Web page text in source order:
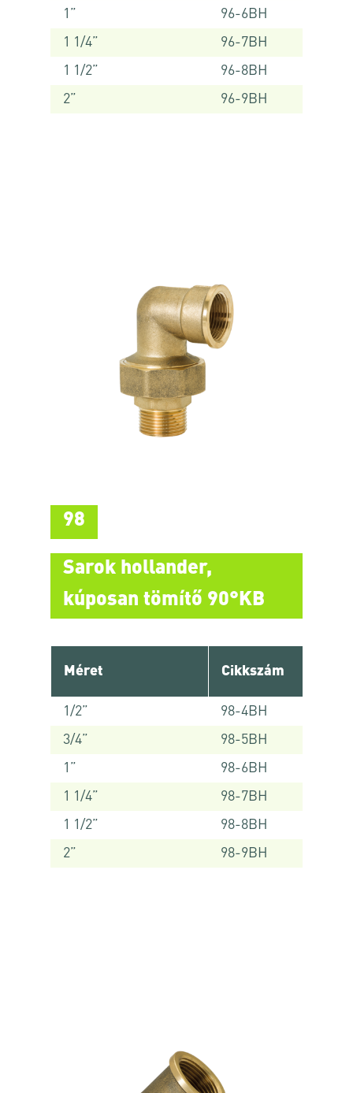
1”
96-6BH
1 1/4”
96-7BH
1 1/2”
96-8BH
2”
96-9BH
98
Sarok hollander,
kúposan tömítő 90°KB
Méret Cikkszám
1/2”
98-4BH
3/4”
98-5BH
1”
98-6BH
1 1/4”
98-7BH
1 1/2”
98-8BH
2”
98-9BH